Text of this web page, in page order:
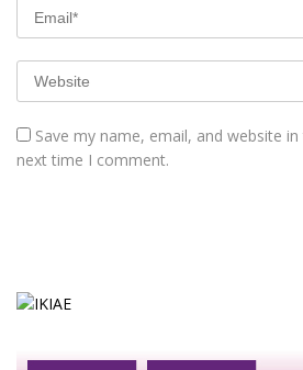
Save my name, email, and website
next time I comment.